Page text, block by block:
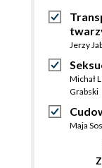
Jerzy
Michał
Grabski
Maja